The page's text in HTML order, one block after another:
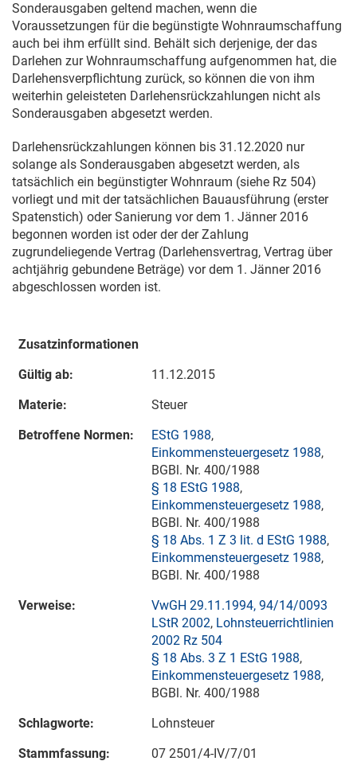
Sonderausgaben geltend machen, wenn die
Voraussetzungen für die begünstigte Wohnraumschaffung
auch bei ihm erfüllt sind. Behält sich derjenige, der das
Darlehen zur Wohnraumschaffung aufgenommen hat, die
Darlehensverpflichtung zurück, so können die von ihm
weiterhin geleisteten Darlehensrückzahlungen nicht als
Sonderausgaben abgesetzt werden.
Darlehensrückzahlungen können bis 31.12.2020 nur
solange als Sonderausgaben abgesetzt werden, als
tatsächlich ein begünstigter Wohnraum (siehe Rz 504)
vorliegt und mit der tatsächlichen Bauausführung (erster
Spatenstich) oder Sanierung vor dem 1. Jänner 2016
begonnen worden ist oder der der Zahlung
zugrundeliegende Vertrag (Darlehensvertrag, Vertrag über
achtjährig gebundene Beträge) vor dem 1. Jänner 2016
abgeschlossen worden ist.
Zusatzinformationen
Gültig ab:
11.12.2015
Materie:
Steuer
Betroffene Normen:
EStG 1988,
Einkommensteuergesetz 1988,
BGBl. Nr. 400/1988
§ 18 EStG 1988,
Einkommensteuergesetz 1988,
BGBl. Nr. 400/1988
§ 18 Abs. 1 Z 3 lit. d EStG 1988,
Einkommensteuergesetz 1988,
BGBl. Nr. 400/1988
Verweise:
VwGH 29.11.1994, 94/14/0093
LStR 2002, Lohnsteuerrichtlinien
2002 Rz 504
§ 18 Abs. 3 Z 1 EStG 1988,
Einkommensteuergesetz 1988,
BGBl. Nr. 400/1988
Schlagworte:
Lohnsteuer
Stammfassung:
07 2501/4-IV/7/01